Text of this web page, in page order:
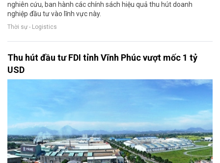
nghiên cứu, ban hành các chính sách hiệu quả thu hút doanh
nghiệp đầu tư vào lĩnh vực này.
Thời sự - Logistics
Thu hút đầu tư FDI tỉnh Vĩnh Phúc vượt mốc 1 tỷ
USD